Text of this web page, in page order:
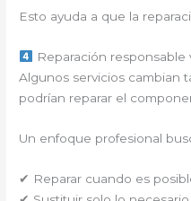
Esto ayuda a que la
Reparación
Algunos servicios cambian
podrían reparar el
Un enfoque profesional
✔ Reparar cuando es